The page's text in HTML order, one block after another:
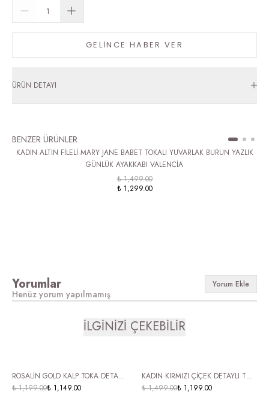
GELİNCE HABER VER
ÜRÜN DETAYI
BENZER ÜRÜNLER
KADIN ALTIN FİLELİ MARY JANE BABET TOKALI YUVARLAK BURUN YAZLIK
GÜNLÜK AYAKKABI VALENCİA
₺ 1,499.00
₺ 1,299.00
Yorumlar Yorum Ekle
Henüz yorum yapılmamış
İLGİNİZİ ÇEKEBİLİR
ÜCRETSİZ KARGO
ROSALİN GOLD KALP TOKA DETAYLI
KÜT BURUN KADIN BABET -KAHVE
₺ 1,199.00₺ 1,149.00
ÜCRETSİZ KARGO
KADIN KIRMIZI ÇİÇEK DETAYLI TÜL
BABET AYAKKABI KADIN MARY
₺ 1,499.00₺ 1,199.00